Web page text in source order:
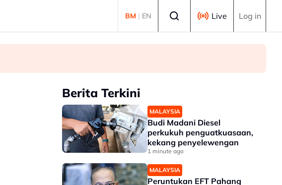
BM | EN Live Log in
Berita Terkini
MALAYSIA
Budi Madani Diesel
perkukuh penguatkuasaan,
kekang penyelewengan
1 minute ago
MALAYSIA
Peruntukan EFT Pahang